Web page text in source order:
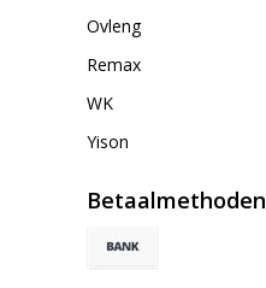
Ovleng
Remax
WK
Yison
Betaalmethoden